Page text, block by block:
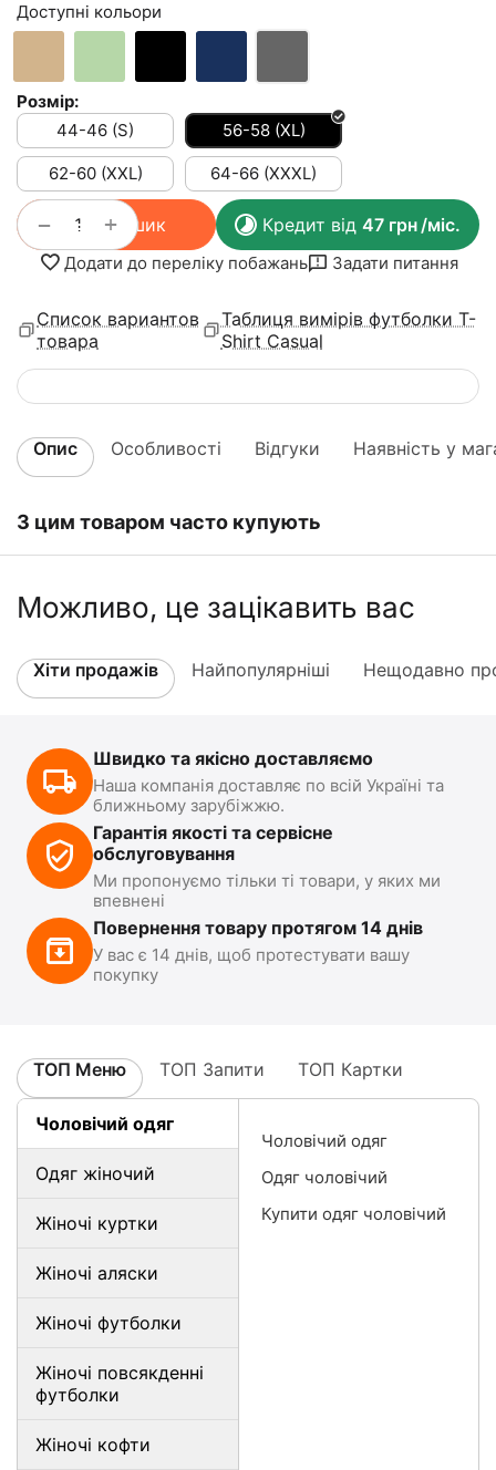
Доступні кольори
Розмір:
44-46 (S)
56-58 (XL)
62-60 (XXL) 64-66 (XXXL)
+
− У кошик Кредит від 47 грн/міс.
Додати до переліку побажань Задати питання
Список вариантов
товара
Таблиця вимірів футболки T-
Shirt Casual
Опис Особливості Відгуки Наявність у
З цим товаром часто купують
Можливо, це зацікавить вас
Хіти продажів Найпопулярніші Нещодавно
Швидко та якісно доставляємо
Наша компанія доставляє по всій Україні та
ближньому зарубіжжю.
Гарантія якості та сервісне
обслуговування
Ми пропонуємо тільки ті товари, у яких ми
впевнені
Повернення товару протягом 14 днів
У вас є 14 днів, щоб протестувати вашу
покупку
ТОП Меню ТОП Запити ТОП Картки
Чоловічий одяг
Одяг жіночий
Жіночі куртки
Жіночі аляски
Жіночі футболки
Жіночі повсякденні
футболки
Жіночі кофти
Чоловічий одяг
Одяг чоловічий
Купити одяг чоловічий